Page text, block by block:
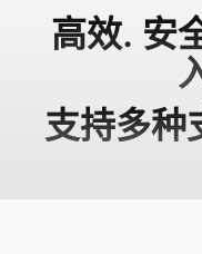
高效. 安
支持多